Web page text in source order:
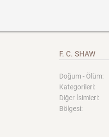
F. C. SHAW
Doğum - Ölüm:
Kategorileri:
Diğer İsimleri:
Bölgesi: